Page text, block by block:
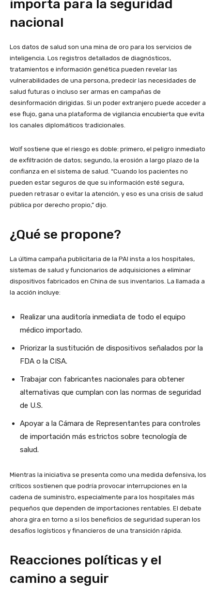
importa para la seguridad
nacional
Los datos de salud son una mina de oro para los servicios de
inteligencia. Los registros detallados de diagnósticos,
tratamientos e información genética pueden revelar las
vulnerabilidades de una persona, predecir las necesidades de
salud futuras o incluso ser armas en campañas de
desinformación dirigidas. Si un poder extranjero puede acceder a
ese flujo, gana una plataforma de vigilancia encubierta que evita
los canales diplomáticos tradicionales.
Wolf sostiene que el riesgo es doble: primero, el peligro inmediato
de exfiltración de datos; segundo, la erosión a largo plazo de la
confianza en el sistema de salud. “Cuando los pacientes no
pueden estar seguros de que su información esté segura,
pueden retrasar o evitar la atención, y eso es una crisis de salud
pública por derecho propio,” dijo.
¿Qué se propone?
La última campaña publicitaria de la PAI insta a los hospitales,
sistemas de salud y funcionarios de adquisiciones a eliminar
dispositivos fabricados en China de sus inventarios. La llamada a
la acción incluye:
Realizar una auditoría inmediata de todo el equipo
médico importado.
Priorizar la sustitución de dispositivos señalados por la
FDA o la CISA.
Trabajar con fabricantes nacionales para obtener
alternativas que cumplan con las normas de seguridad
de U.S.
Apoyar a la Cámara de Representantes para controles
de importación más estrictos sobre tecnología de
salud.
Mientras la iniciativa se presenta como una medida defensiva, los
críticos sostienen que podría provocar interrupciones en la
cadena de suministro, especialmente para los hospitales más
pequeños que dependen de importaciones rentables. El debate
ahora gira en torno a si los beneficios de seguridad superan los
desafíos logísticos y financieros de una transición rápida.
Reacciones políticas y el
camino a seguir